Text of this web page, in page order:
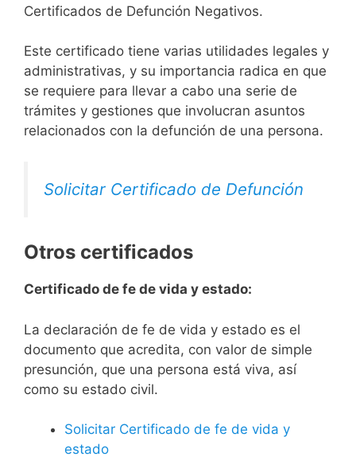
Certificados de Defunción Negativos.
Este certificado tiene varias utilidades legales y
administrativas, y su importancia radica en que
se requiere para llevar a cabo una serie de
trámites y gestiones que involucran asuntos
relacionados con la defunción de una persona.
Solicitar Certificado de Defunción
Otros certificados
Certificado de fe de vida y estado:
La declaración de fe de vida y estado es el
documento que acredita, con valor de simple
presunción, que una persona está viva, así
como su estado civil.
Solicitar Certificado de fe de vida y
estado